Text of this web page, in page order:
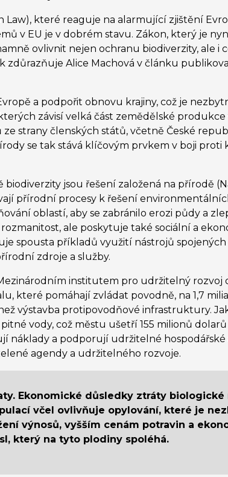
které reaguje na alarmující zjištění
v EU je v dobrém stavu. Zákon, který je
ovlivnit nejen ochranu biodiverzity, ale i
zdůrazňuje Alice Machová v článku
a podpořit obnovu krajiny, což je
závisí velká část zemědělské produkce
strany členských států, včetně České
se tak stává klíčovým prvkem v boji proti
jsou řešení založená na přírodě
přírodní procesy k řešení
oblastí, aby se zabránilo erozi půdy a
ale poskytuje také sociální a
spousta příkladů využití nástrojů spojených
zdroje a služby.
institutem pro udržitelný rozvoj
které pomáhají zvládat povodně, na 1,7
výstavba protipovodňové infrastruktury.
vody, což městu ušetří 155 milionů
náklady a podporují udržitelné hospodářské
agendy a udržitelného rozvoje.
Ekonomické důsledky ztráty
včel ovlivňuje opylování, které je
výnosů, vyšším cenám potravin a
který na tyto plodiny spoléhá.